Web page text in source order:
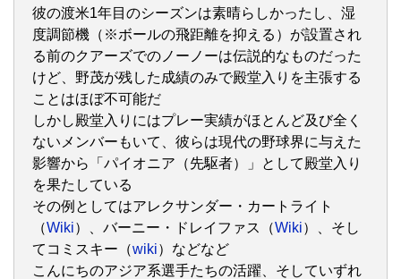
彼の渡米1年目のシーズンは素晴らしかったし、湿
度調節機（※ボールの飛距離を抑える）が設置され
る前のクアーズでのノーノーは伝説的なものだった
けど、野茂が残した成績のみで殿堂入りを主張する
ことはほぼ不可能だ
しかし殿堂入りにはプレー実績がほとんど及び全く
ないメンバーもいて、彼らは現代の野球界に与えた
影響から「パイオニア（先駆者）」として殿堂入り
を果たしている
その例としてはアレクサンダー・カートライト
（Wiki）、バーニー・ドレイファス（Wiki）、そし
てコミスキー（wiki）などなど
こんにちのアジア系選手たちの活躍、そしていずれ